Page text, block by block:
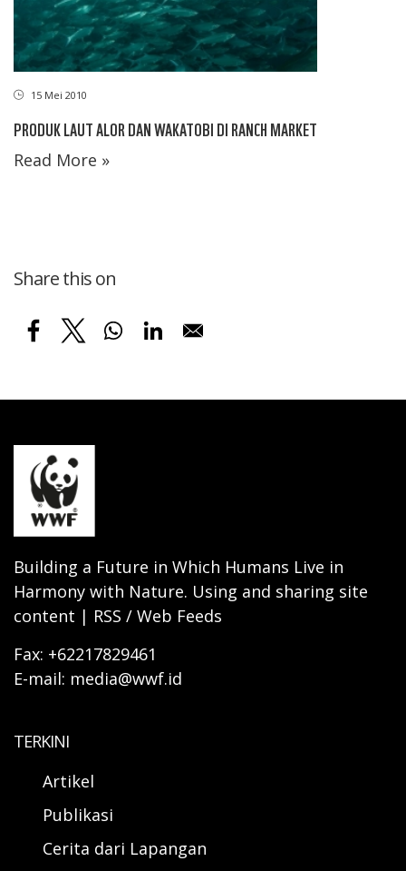
15 Mei 2010
PRODUK LAUT ALOR DAN WAKATOBI DI RANCH MARKET
Read More »
Share this on
Building a Future in Which Humans Live in
Harmony with Nature. Using and sharing site
content | RSS / Web Feeds
Fax: +62217829461
E-mail: media@wwf.id
TERKINI
Artikel
Publikasi
Cerita dari Lapangan